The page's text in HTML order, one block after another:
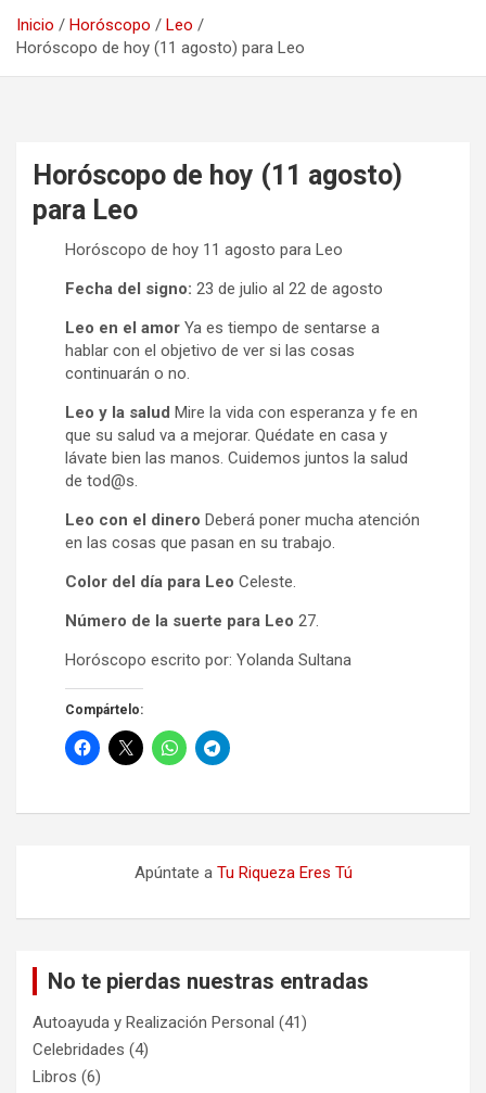
Inicio Horóscopo
Leo
Horóscopo de hoy (11 agosto) para Leo
Horóscopo de hoy (11 agosto)
para Leo
Horóscopo de hoy 11 agosto para Leo
Fecha del signo: 23 de julio al 22 de agosto
Leo en el amor Ya es tiempo de sentarse a
hablar con el objetivo de ver si las cosas
continuarán o no.
Leo y la salud Mire la vida con esperanza y fe en
que su salud va a mejorar. Quédate en casa y
lávate bien las manos. Cuidemos juntos la salud
de tod@s.
Leo con el dinero Deberá poner mucha atención
en las cosas que pasan en su trabajo.
Color del día para Leo Celeste.
Número de la suerte para Leo 27.
Horóscopo escrito por: Yolanda Sultana
Compártelo:
Apúntate a Tu Riqueza Eres Tú
No te pierdas nuestras entradas
Autoayuda y Realización Personal (41)
Celebridades (4)
Libros (6)